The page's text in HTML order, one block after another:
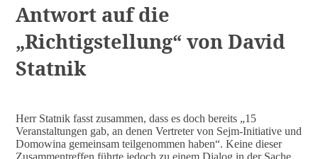
Antwort auf die
„Richtigstellung“ von David
Statnik
Herr Statnik fasst zusammen, dass es doch bereits „15
Veranstaltungen gab, an denen Vertreter von Sejm-Initiative und
Domowina gemeinsam teilgenommen haben“. Keine dieser
Zusammentreffen führte jedoch zu einem Dialog in der Sache.